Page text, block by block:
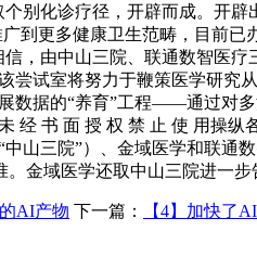
别化诊疗径，开辟而成。开
到更多健康卫生范畴，目前
，由中山三院、联通数智医
尝试室将努力于鞭策医学研
数据的“养育”工程——通过对
经 书 面 授 权 禁 止 使 用操
山三院”）、金域医学和联通
。金域医学还取中山三院进一步
AI产物 下一篇： 【4】加快了